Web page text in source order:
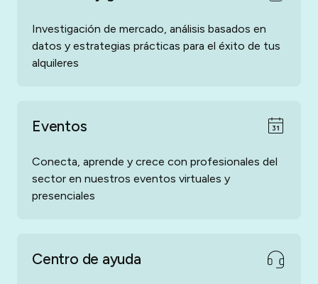
Investigación de mercado, análisis basados en
datos y estrategias prácticas para el éxito de tus
alquileres
Eventos
Conecta, aprende y crece con profesionales del
sector en nuestros eventos virtuales y
presenciales
Centro de ayuda